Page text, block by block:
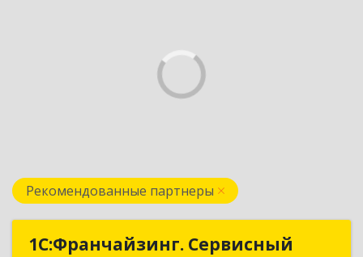
Рекомендованные партнеры
1С:Франчайзинг. Сервисный
1С:Франчайзинг. Сервисный